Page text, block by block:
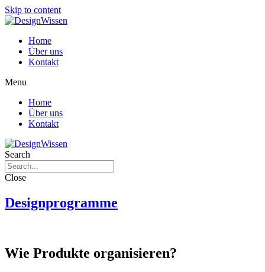
Skip to content
Home
Über uns
Kontakt
Menu
Home
Über uns
Kontakt
Search
Close
Designprogramme
Wie Produkte organisieren?